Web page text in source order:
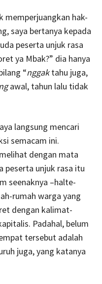
memperjuangkan hak-
saya bertanya kepada
peserta unjuk rasa
ya Mbak?” dia hanya
“nggaktahu juga,
awal, tahun lalu tidak
langsung mencari
semacam ini.
dengan mata
peserta unjuk rasa itu
seenaknya –halte-
rumah warga yang
dengan kalimat-
Padahal, belum
tersebut adalah
juga, yang katanya